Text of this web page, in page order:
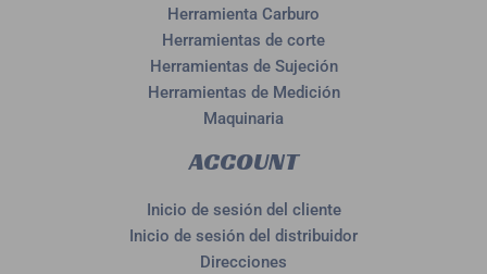
Herramienta Carburo
Herramientas de corte
Herramientas de Sujeción
Herramientas de Medición
Maquinaria
ACCOUNT
Inicio de sesión del cliente
Inicio de sesión del distribuidor
Direcciones